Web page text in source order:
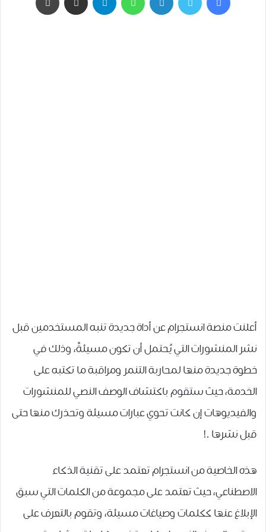
ﺃﻋﻠﻨﺖ منصة ﺍﻧﺴﺘﺠﺮﺍﻡ ﻋﻦ أداة جديدة ﺗﻨﺒﻪ ﺍﻟﻤﺴﺘﺨﺪﻣﻴﻦ ﻗﺒﻞ
ﻧﺸﺮ ﺍﻟﻤﻨﺸﻮﺭﺍﺕ ﺍﻟﺘﻲ ﻳُﺤﺘﻤﻞ ﺃﻥ ﺗﻜﻮﻥ ﻣﺴﻴﺌﺔً، ﻭﺫﻟﻚ ﻓﻲ
ﺧﻄﻮﺓ ﺟﺪﻳﺪﺓ ﻣﻨﻬﺎ ﻟﻤﺤﺎﺭﺑﺔ ﺍﻟﺘﻨﻤﺮ ﻭﻣﺮﺍﻗﺒﺔ ﻣﺎ ﺗﻜﺘﺒﻪ ﻋﻠﻰ
ﺍﻟﺨﺪﻣﺔ، ﺣﻴﺚ ﺳﺘﻘﻮﻡ ﺑﺎﻛﺘﺸﺎﻑ ﺍﻟﻮﺻﻒ ﺍﻟﻨﺼﻲ ﻟﻠﻤﻨﺸﻮﺭﺍﺕ
ﻭﺍﻟﻔﻴﺪﻳﻮﻫﺎﺕ ﺇﻥ ﻛﺎﻧﺖ ﺗﺤﻮﻱ ﻋﺒﺎﺭﺍﺕ ﻣﺴﻴﺌﺔ ﻭﺗﺤﺬﺭﻙ ﻣﻨﻬﺎ ﺣﺘﻰ
ﻗﺒﻞ ﻧﺸﺮﻫﺎ .!
هذه الخاصية من انستجرام تعتمد على تقنية الذكاء
الاصطناعي، حيث تعتمد ﻋﻠﻰ ﻣﺠﻤﻮﻋﺔ ﻣﻦ ﺍﻟﻜﻠﻤﺎﺕ ﺍﻟﺘﻲ ﺳﺒﻖ
ﺍﻹﺑﻼﻍ ﻋﻨﻬﺎ ﻛﻜﻠﻤﺎﺕ ﻭﺻﻴﺎﻏﺎﺕ ﻣﺴﻴﺌﺔ، ﻭﺗﻘﻮﻡ ﺑﺎﻟﺘﻌﺮﻑ ﻋﻠﻰ